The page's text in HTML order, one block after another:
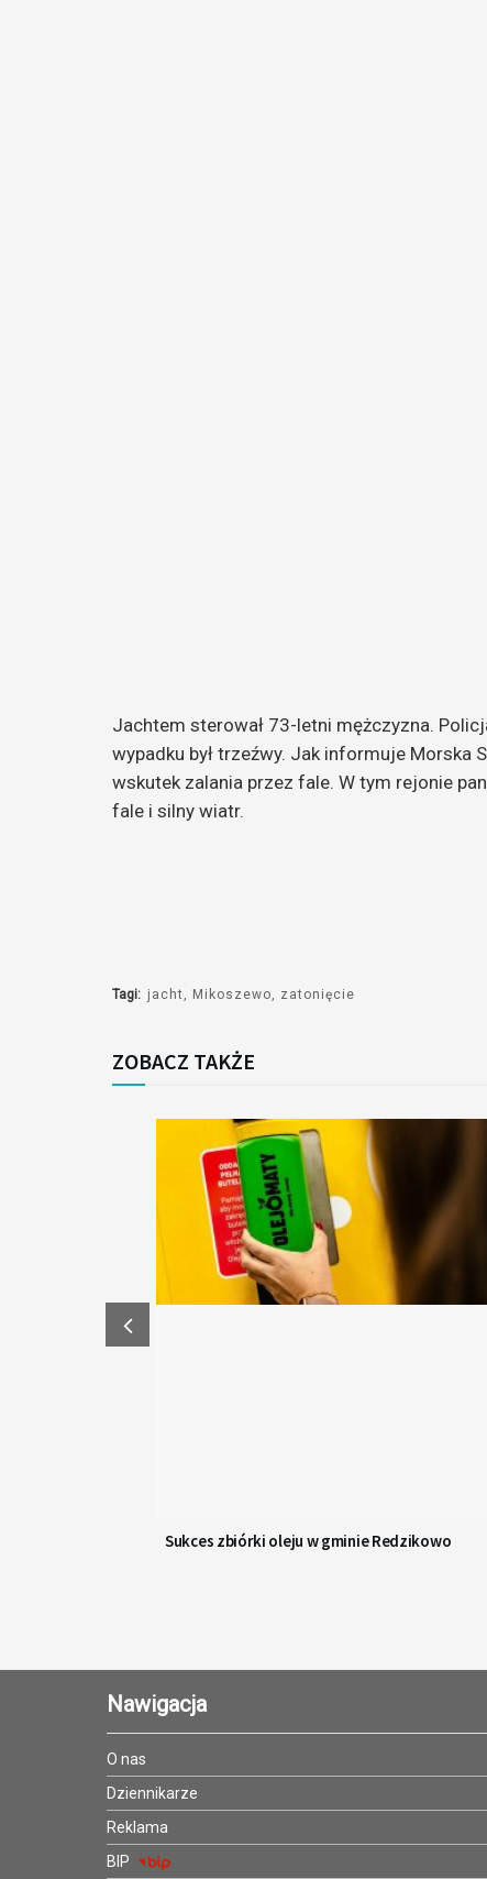
Jachtem sterował 73-letni mężczyzna.
wypadku był trzeźwy. Jak informuje Morska
wskutek zalania przez fale. W tym rejonie
fale i silny wiatr.
Tagi: jacht Mikoszewo zatonięcie
ZOBACZ TAKŻE
Sukces zbiórki oleju w gminie Redzikowo
Nawigacja
O nas
Dziennikarze
Reklama
BIP